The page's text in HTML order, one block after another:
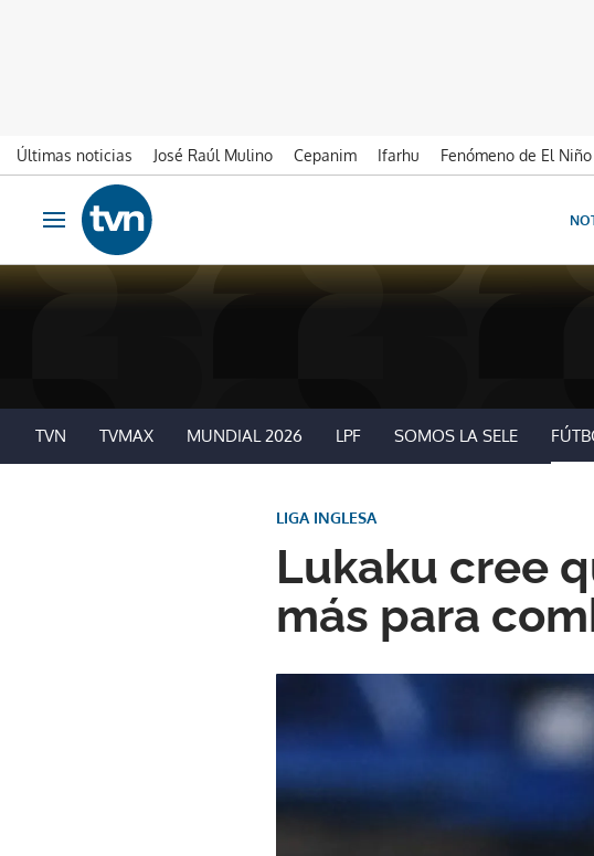
Últimas noticias José Raúl Mulino Cepanim Ifarhu Fenómeno de El Niño
Ir al contenido
Obrir navegació
TVN TVMAX MUNDIAL 2026 LPF SOMOS LA SELE
Lukaku cree
más para
LIGA INGLESA